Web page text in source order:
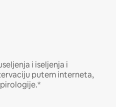
i iseljenja i
putem interneta,